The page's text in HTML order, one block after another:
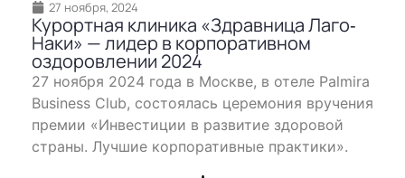
27 ноября, 2024
Курортная клиника «Здравница Лаго‐
Наки» — лидер в корпоративном
оздоровлении 2024
27 ноября 2024 года в Москве, в отеле Palmira
Business Club, состоялась церемония вручения
премии «Инвестиции в развитие здоровой
страны. Лучшие корпоративные практики».